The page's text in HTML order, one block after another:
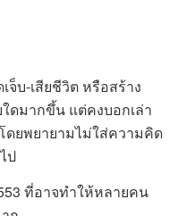
บ-เสียชีวิต หรือสร้าง
ดมากขึ้น แต่คงบอกเล่า
ดยพยายามไม่ใส่ความคิด
ป
ที่อาจทำให้หลายคน